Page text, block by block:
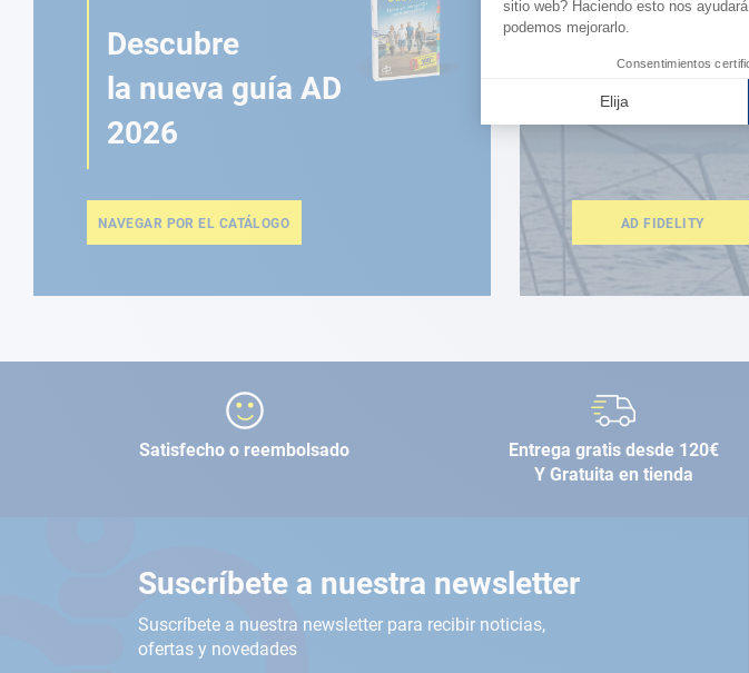
Descubre
la nueva guía AD
2026
NAVEGAR POR EL CATÁLOGO
¿Eres
exclusivas
AD FIDELITY
Satisfecho o reembolsado
Entrega gratis desde 120€
Y Gratuita en tienda
Suscríbete a nuestra newsletter
Suscríbete a nuestra newsletter para recibir noticias,
ofertas y novedades